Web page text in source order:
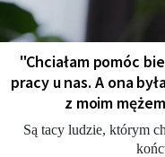
"Chciałam pomóc
pracy u nas. A ona
z moim
Są tacy ludzie, którym